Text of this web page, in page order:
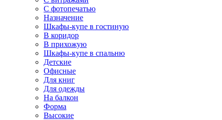
С фотопечатью
Назначение
Шкафы-купе в гостиную
В коридор
В прихожую
Шкафы-купе в спальню
Детские
Офисные
Для книг
Для одежды
На балкон
Форма
Высокие